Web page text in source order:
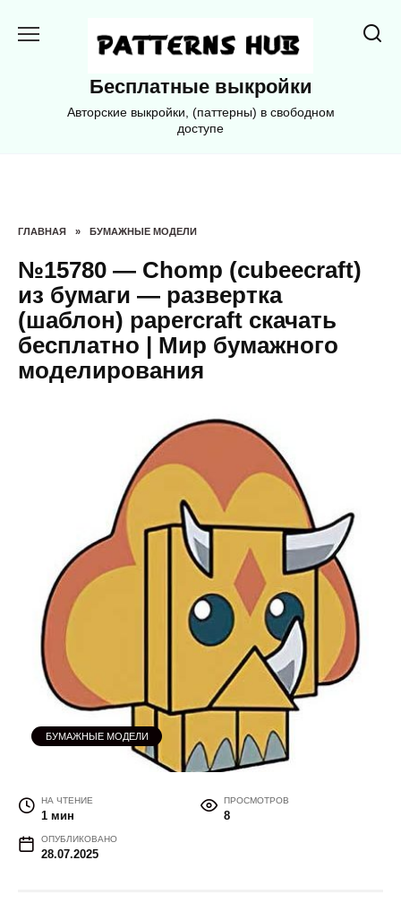
Бесплатные выкройки
Авторские выкройки, (паттерны) в свободном
доступе
ГЛАВНАЯ » БУМАЖНЫЕ МОДЕЛИ
№15780 — Chomp (cubeecraft)
из бумаги — развертка
(шаблон) papercraft скачать
бесплатно | Мир бумажного
моделирования
БУМАЖНЫЕ МОДЕЛИ
НА ЧТЕНИЕ
1 мин
ПРОСМОТРОВ
8
ОПУБЛИКОВАНО
28.07.2025